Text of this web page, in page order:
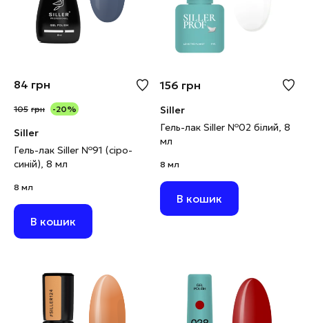
84 грн
105 грн -20%
Siller
Гель-лак Siller №91 (сіро-
синій), 8 мл
8 мл
В кошик
156 грн
Siller
Гель-лак Siller №02 білий, 8
мл
8 мл
В кошик